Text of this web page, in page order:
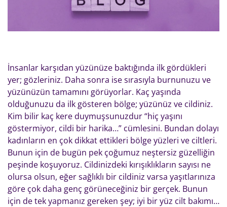
İnsanlar karşıdan yüzünüze baktığında ilk gördükleri
yer; gözleriniz. Daha sonra ise sırasıyla burnunuzu ve
yüzünüzün tamamını görüyorlar. Kaç yaşında
olduğunuzu da ilk gösteren bölge; yüzünüz ve cildiniz.
Kim bilir kaç kere duymuşsunuzdur “hiç yaşını
göstermiyor, cildi bir harika…” cümlesini. Bundan dolayı
kadınların en çok dikkat ettikleri bölge yüzleri ve ciltleri.
Bunun için de bugün pek çoğumuz neştersiz güzelliğin
peşinde koşuyoruz. Cildinizdeki kırışıklıkların sayısı ne
olursa olsun, eğer sağlıklı bir cildiniz varsa yaşıtlarınıza
göre çok daha genç görüneceğiniz bir gerçek. Bunun
için de tek yapmanız gereken şey; iyi bir yüz cilt bakımı…